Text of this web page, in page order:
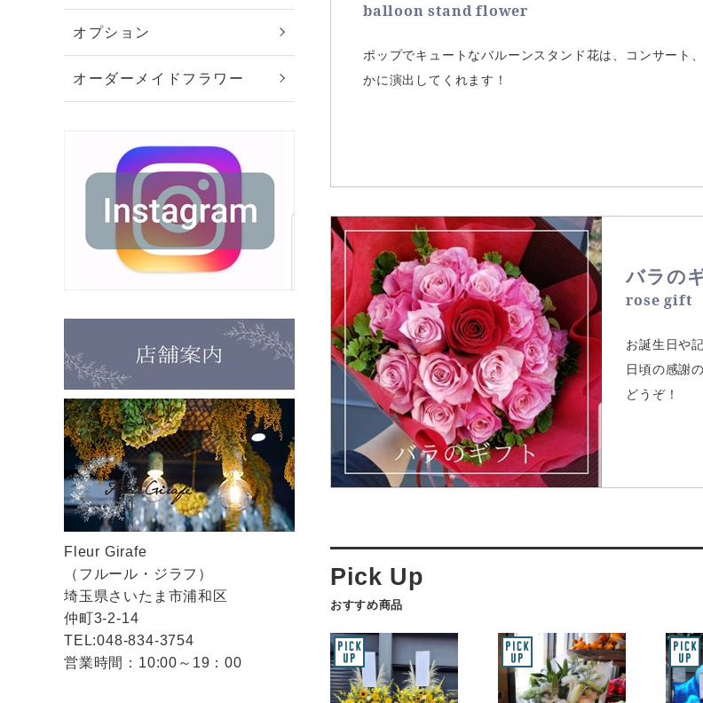
balloon stand flower
ポップでキュートなバルーンスタンド花は、コンサート
かに演出してくれます！
バラの
rose gift
お誕生日や
日頃の感謝
どうぞ！
おすすめ商品
オプション
オーダーメイドフラワー
Fleur Girafe
（フルール・ジラフ）
埼玉県さいたま市浦和区
仲町3-2-14
TEL:048-834-3754
営業時間：10:00～19：00